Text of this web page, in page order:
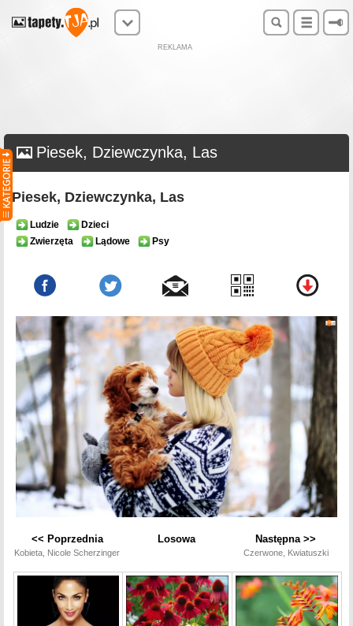
REKLAMA
Piesek, Dziewczynka, Las
Piesek, Dziewczynka, Las
Ludzie
Dzieci
Zwierzęta
Lądowe Psy
<< Poprzednia
Kobieta, Nicole Scherzinger
Losowa Następna >>
Czerwone, Kwiatuszki